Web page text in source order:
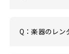
Q：楽器のレン